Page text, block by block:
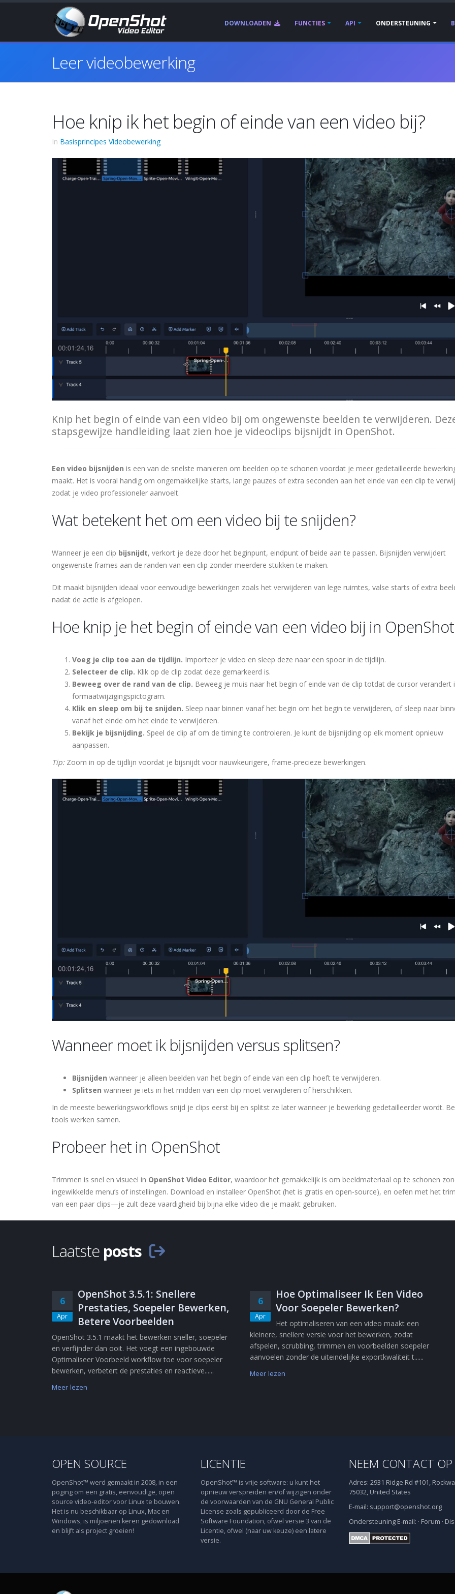
DOWNLOADEN FUNCTIES API ONDERSTEUNING
Leer videobewerking
Hoe knip ik het begin of einde van een video bij?
In Basisprincipes Videobewerking
Knip het begin of einde van een video bij om ongewenste beelden te verwijderen.
stapsgewijze handleiding laat zien hoe je videoclips bijsnijdt in OpenShot.
Een video bijsnijden is een van de snelste manieren om beelden op te schonen voordat je meer gedetailleerde
maakt. Het is vooral handig om ongemakkelijke starts, lange pauzes of extra seconden aan het einde van een clip te
zodat je video professioneler aanvoelt.
Wat betekent het om een video bij te snijden?
Wanneer je een clip bijsnijdt, verkort je deze door het beginpunt, eindpunt of beide aan te passen. Bijsnijden verwijdert
ongewenste frames aan de randen van een clip zonder meerdere stukken te maken.
Dit maakt bijsnijden ideaal voor eenvoudige bewerkingen zoals het verwijderen van lege ruimtes, valse starts of extra
nadat de actie is afgelopen.
Hoe knip je het begin of einde van een video bij in OpenShot
Voeg je clip toe aan de tijdlijn. Importeer je video en sleep deze naar een spoor in de tijdlijn.
Selecteer de clip. Klik op de clip zodat deze gemarkeerd is.
Beweeg over de rand van de clip. Beweeg je muis naar het begin of einde van de clip totdat de cursor verandert
formaatwijzigingspictogram.
Klik en sleep om bij te snijden. Sleep naar binnen vanaf het begin om het begin te verwijderen, of sleep naar
vanaf het einde om het einde te verwijderen.
Bekijk je bijsnijding. Speel de clip af om de timing te controleren. Je kunt de bijsnijding op elk moment opnieuw
aanpassen.
Tip:Zoom in op de tijdlijn voordat je bijsnijdt voor nauwkeurigere, frame-precieze bewerkingen.
Wanneer moet ik bijsnijden versus splitsen?
Bijsnijden wanneer je alleen beelden van het begin of einde van een clip hoeft te verwijderen.
Splitsen wanneer je iets in het midden van een clip moet verwijderen of herschikken.
In de meeste bewerkingsworkflows snijd je clips eerst bij en splitst ze later wanneer je bewerking gedetailleerder wordt.
tools werken samen.
Probeer het in OpenShot
Trimmen is snel en visueel in OpenShot Video Editor, waardoor het gemakkelijk is om beeldmateriaal op te schonen
ingewikkelde menu’s of instellingen. Download en installeer OpenShot (het is gratis en open-source), en oefen met het
van een paar clips—je zult deze vaardigheid bij bijna elke video die je maakt gebruiken.
Laatste posts
6
Apr
OpenShot 3.5.1: Snellere
Prestaties, Soepeler Bewerken,
Betere Voorbeelden
OpenShot 3.5.1 maakt het bewerken sneller, soepeler
en verfijnder dan ooit. Het voegt een ingebouwde
Optimaliseer Voorbeeld workflow toe voor soepeler
bewerken, verbetert de prestaties en reactieve......
Meer lezen
6
Apr
Hoe Optimaliseer Ik Een Video
Voor Soepeler Bewerken?
Het optimaliseren van een video maakt een
kleinere, snellere versie voor het bewerken, zodat
afspelen, scrubbing, trimmen en voorbeelden soepeler
aanvoelen zonder de uiteindelijke exportkwaliteit t......
Meer lezen
OPEN SOURCE
OpenShot™ werd gemaakt in 2008, in een
poging om een gratis, eenvoudige, open
source video-editor voor Linux te bouwen.
Het is nu beschikbaar op Linux, Mac en
Windows, is miljoenen keren gedownload
en blijft als project groeien!
LICENTIE
OpenShot™ is vrije software: u kunt het
opnieuw verspreiden en/of wijzigen onder
de voorwaarden van de GNU General Public
License zoals gepubliceerd door de Free
Software Foundation, ofwel versie 3 van de
Licentie, ofwel (naar uw keuze) een latere
versie.
NEEM CONTACT OP
Adres: 2931 Ridge Rd #101,
75032, United States
E-mail: support@openshot.org
Ondersteuning E-mail: · Forum ·